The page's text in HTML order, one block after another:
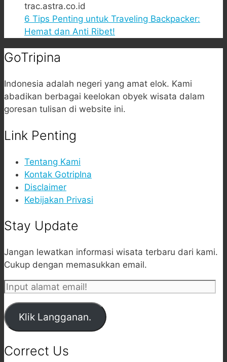
6 Tips Penting untuk Traveling Backpacker:
Hemat dan Anti Ribet!
GoTripina
Indonesia adalah negeri yang amat elok. Kami
abadikan berbagai keelokan obyek wisata dalam
goresan tulisan di website ini.
Link Penting
Tentang Kami
Kontak GotripIna
Disclaimer
Kebijakan Privasi
Stay Update
Jangan lewatkan informasi wisata terbaru dari kami.
Cukup dengan memasukkan email.
Input
email!Klik Langganan.
Correct Us